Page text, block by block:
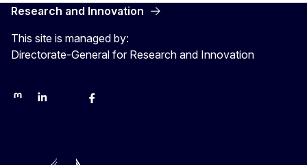
Research and Innovation
This site is managed by:
Directorate-General for Research and Innovation
MastodonLinkedInBlueskyFacebook